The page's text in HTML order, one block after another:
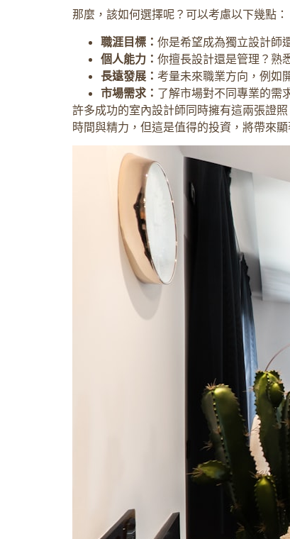
那麼，該如何選擇呢？可以考慮以下幾點：
職涯目標： 你是希望成為獨立設計師
個人能力： 你擅長設計還是管理？熟
長遠發展： 考量未來職業方向，例如
市場需求： 了解市場對不同專業的需
許多成功的室內設計師同時擁有這兩張證
時間與精力，但這是值得的投資，將帶來